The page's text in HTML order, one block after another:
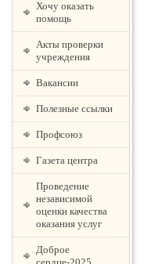
Хочу оказать
помощь
Акты проверки
учреждения
Вакансии
Полезные ссылки
Профсоюз
Газета центра
Проведение
независимой
оценки качества
оказания услуг
Доброе